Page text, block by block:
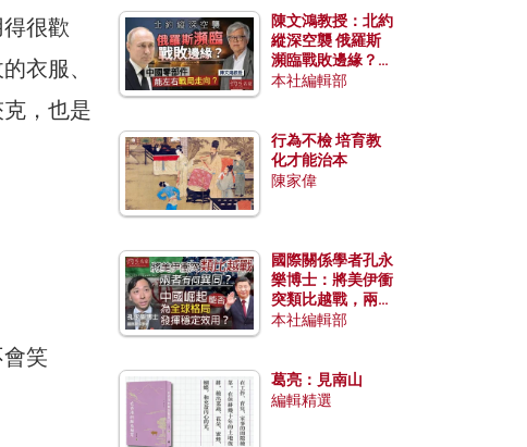
很歡
衣服、
，也是
笑
陳文鴻教授：北約
縱深空襲 俄羅斯
瀕臨戰敗邊緣？中
國零部件能左右戰
本社編輯部
行為不檢 培育教
化才能治本
陳家偉
國際關係學者孔永
樂博士：將美伊衝
突類比越戰，兩者
有何異同？中國崛
本社編輯部
葛亮：見南山
編輯精選